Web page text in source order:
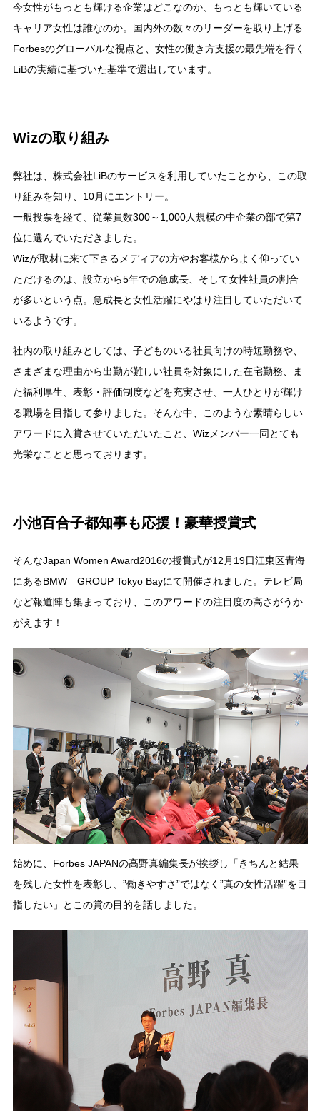
今女性がもっとも輝ける企業はどこなのか、もっとも輝いている
キャリア女性は誰なのか。国内外の数々のリーダーを取り上げる
Forbesのグローバルな視点と、女性の働き方支援の最先端を行く
LiBの実績に基づいた基準で選出しています。
Wizの取り組み
弊社は、株式会社LiBのサービスを利用していたことから、この取
り組みを知り、10月にエントリー。
一般投票を経て、従業員数300～1,000人規模の中企業の部で第7
位に選んでいただきました。
Wizが取材に来て下さるメディアの方やお客様からよく仰ってい
ただけるのは、設立から5年での急成長、そして女性社員の割合
が多いという点。急成長と女性活躍にやはり注目していただいて
いるようです。
社内の取り組みとしては、子どものいる社員向けの時短勤務や、
さまざまな理由から出勤が難しい社員を対象にした在宅勤務、ま
た福利厚生、表彰・評価制度などを充実させ、一人ひとりが輝け
る職場を目指して参りました。そんな中、このような素晴らしい
アワードに入賞させていただいたこと、Wizメンバー一同とても
光栄なことと思っております。
小池百合子都知事も応援！豪華授賞式
そんなJapan Women Award2016の授賞式が12月19日江東区青海
にあるBMW GROUP Tokyo Bayにて開催されました。テレビ局
など報道陣も集まっており、このアワードの注目度の高さがうか
がえます！
始めに、Forbes JAPANの高野真編集長が挨拶し「きちんと結果
を残した女性を表彰し、”働きやすさ”ではなく”真の女性活躍”を目
指したい」とこの賞の目的を話しました。